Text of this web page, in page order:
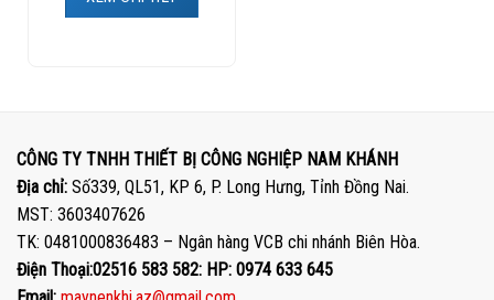
CÔNG TY TNHH THIẾT BỊ CÔNG NGHIỆP NAM KHÁNH
Địa chỉ: Số339, QL51, KP 6, P. Long Hưng, Tỉnh Đồng Nai.
MST: 3603407626
TK: 0481000836483 – Ngân hàng VCB chi nhánh Biên Hòa.
Điện Thoại:02516 583 582: HP: 0974 633 645